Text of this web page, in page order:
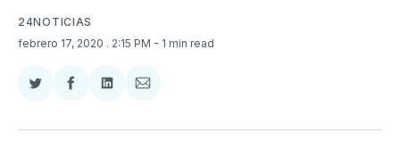
24NOTICIAS
febrero 17, 2020 . 2:15 PM - 1 min read
Compartir
Twitter
Compartir
Facebook
Compartir
LinkedIn
Compartir
Email